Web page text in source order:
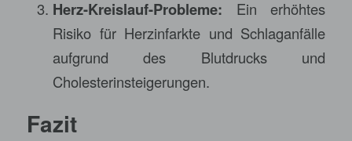
Herz-Kreislauf-Probleme: Ein erhöhtes
Risiko für Herzinfarkte und Schlaganfälle
aufgrund des Blutdrucks und
Cholesterinsteigerungen.
Fazit